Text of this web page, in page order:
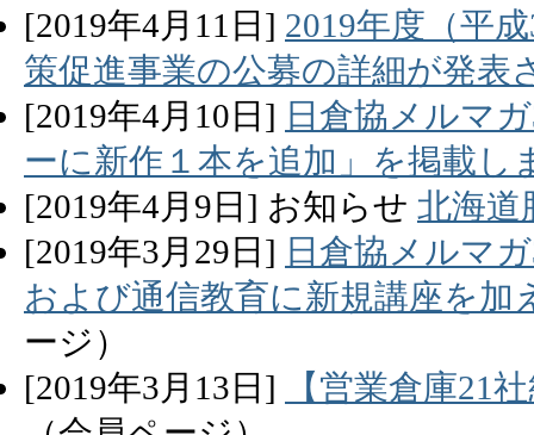
[2019年4月 11 日] 2019年度（平
策促進事業の公募の詳細が発表
[2019年4月 10 日] 日倉協メルマ
ーに新作１本を追加」を掲載し
[2019年4月 9 日] お知らせ 北海道
[2019年3月 29 日] 日倉協メルマ
および通信教育に新規講座を
ージ）
[2019年3月 13 日]
【営業倉庫21